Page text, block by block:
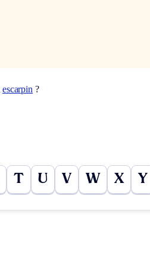
escarpin ?
T U V W X Y